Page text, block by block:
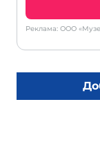
Реклама: ООО